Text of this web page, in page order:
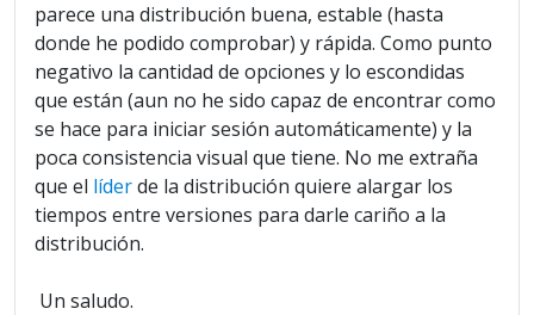
parece una distribución buena, estable (hasta
donde he podido comprobar) y rápida. Como punto
negativo la cantidad de opciones y lo escondidas
que están (aun no he sido capaz de encontrar como
se hace para iniciar sesión automáticamente) y la
poca consistencia visual que tiene. No me extraña
que el líderde la distribución quiere alargar los
tiempos entre versiones para darle cariño a la
distribución.
Un saludo.